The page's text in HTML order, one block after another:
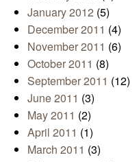
January 2012 (5)
December 2011 (4)
November 2011 (6)
October 2011 (8)
September 2011 (12)
June 2011 (3)
May 2011 (2)
April 2011 (1)
March 2011 (3)